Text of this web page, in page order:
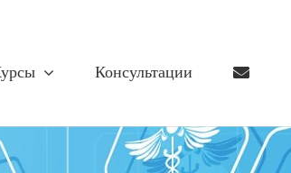
Консультации